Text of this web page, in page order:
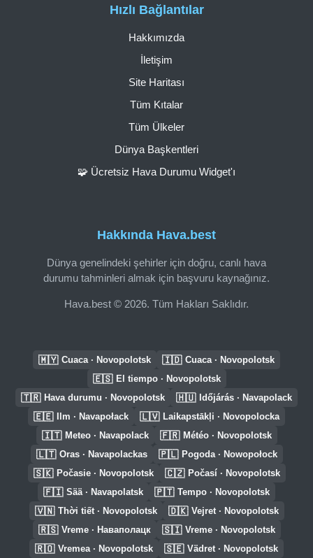
Hakkında Hava.best
Dünya genelindeki şehirler için doğru, canlı hava
durumu tahminleri almak için başvuru kaynağınız.
Hava.best © 2026. Tüm Hakları Saklıdır.
Hızlı Bağlantılar
Hakkımızda
İletişim
Site Haritası
Tüm Kıtalar
Tüm Ülkeler
Dünya Başkentleri
🧩 Ücretsiz Hava Durumu Widget'ı
🇲🇾 Cuaca · Novopolotsk 🇮🇩 Cuaca · Novopolotsk
🇪🇸 El tiempo · Novopolotsk
🇹🇷 Hava durumu · Novopolotsk 🇭🇺 Időjárás · Navapolack
🇪🇪 Ilm · Navapołack 🇱🇻 Laikapstākļi · Novopolocka
🇮🇹 Meteo · Navapolack 🇫🇷 Météo · Novopolotsk
🇱🇹 Oras · Navapolackas 🇵🇱 Pogoda · Nowopołock
🇸🇰 Počasie · Novopolotsk 🇨🇿 Počasí · Novopolotsk
🇫🇮 Sää · Navapolatsk 🇵🇹 Tempo · Novopolotsk
🇻🇳 Thời tiết · Novopolotsk 🇩🇰 Vejret · Novopolotsk
🇷🇸 Vreme · Наваполацк 🇸🇮 Vreme · Novopolotsk
🇷🇴 Vremea · Novopolotsk 🇸🇪 Vädret · Novopolotsk